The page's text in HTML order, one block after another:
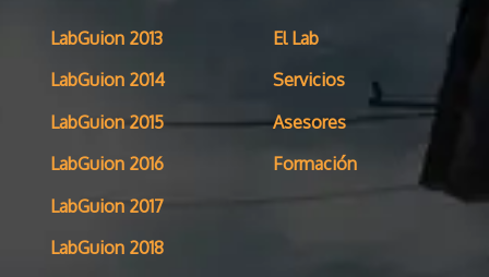
LabGuion 2013
LabGuion 2014
LabGuion 2015
LabGuion 2016
LabGuion 2017
LabGuion 2018
El Lab
Servicios
Asesores
Formación